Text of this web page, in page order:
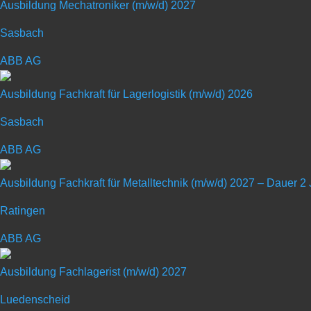
Ausbildung Mechatroniker (m/w/d) 2027
Sasbach
ABB AG
Ausbildung Fachkraft für Lagerlogistik (m/w/d) 2026
Sasbach
ABB AG
Ausbildung Fachkraft für Metalltechnik (m/w/d) 2027 – Dauer 2
Ratingen
ABB AG
Ausbildung Fachlagerist (m/w/d) 2027
Luedenscheid
Coperion ist der weltweite Markt- und Technologie­führer